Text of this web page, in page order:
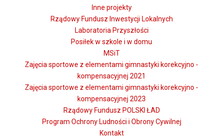
Inne projekty
Rządowy Fundusz Inwestycji Lokalnych
Laboratoria Przyszłości
Posiłek w szkole i w domu
MSiT
Zajęcia sportowe z elementami gimnastyki korekcyjno -
kompensacyjnej 2021
Zajęcia sportowe z elementami gimnastyki korekcyjno -
kompensacyjnej 2023
Rządowy Fundusz POLSKI ŁAD
Program Ochrony Ludności i Obrony Cywilnej
Kontakt